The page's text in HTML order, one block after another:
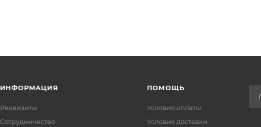
ИНФОРМАЦИЯ
Реквизиты
Сотрудничество
ПОМОЩЬ
Условия оплаты
Условия доставки